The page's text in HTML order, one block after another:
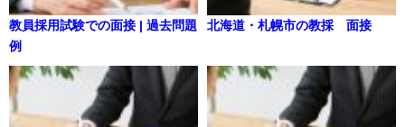
教員採用試験での面接 | 過去問題
例
北海道・札幌市の教採 面接